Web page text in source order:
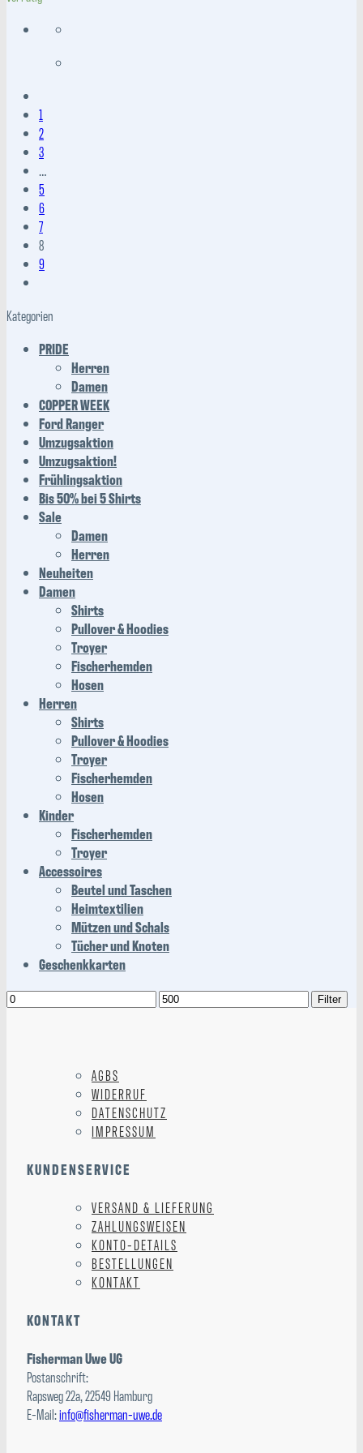
1
2
3
…
5
6
7
8
9
Kategorien
PRIDE
Herren
Damen
COPPER WEEK
Ford Ranger
Umzugsaktion
Umzugsaktion!
Frühlingsaktion
Bis 50% bei 5 Shirts
Sale
Damen
Herren
Neuheiten
Damen
Shirts
Pullover & Hoodies
Troyer
Fischerhemden
Hosen
Herren
Shirts
Pullover & Hoodies
Troyer
Fischerhemden
Hosen
Kinder
Fischerhemden
Troyer
Accessoires
Beutel und Taschen
Heimtextilien
Mützen und Schals
Tücher und Knoten
Geschenkkarten
Min.
Max.
Filter
AGBS
WIDERRUF
DATENSCHUTZ
IMPRESSUM
KUNDENSERVICE
VERSAND & LIEFERUNG
ZAHLUNGSWEISEN
KONTO-DETAILS
BESTELLUNGEN
KONTAKT
KONTAKT
Fisherman Uwe UG
Postanschrift:
Rapsweg 22a, 22549 Hamburg
E-Mail:info@fisherman-uwe.de